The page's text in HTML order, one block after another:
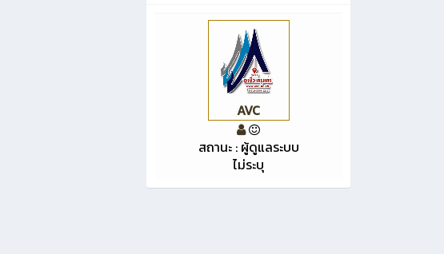
AVC
สถานะ : ผู้ดูแลระบบ
ไม่ระบุ